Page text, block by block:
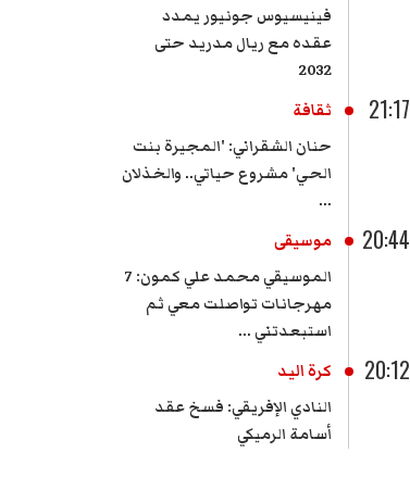
فينيسيوس جونيور يمدد
عقده مع ريال مدريد حتى
2032
21:17
ثقافة
حنان الشقراني: 'المجيرة بنت
الحي' مشروع حياتي.. والخذلان
...
20:44
موسيقى
الموسيقي محمد علي كمون: 7
مهرجانات تواصلت معي ثم
استبعدتني ...
20:12
كرة اليد
النادي الإفريقي: فسخ عقد
أسامة الرميكي